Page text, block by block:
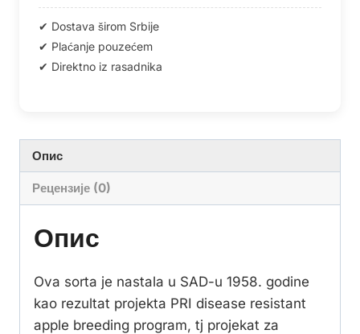
Опис
Рецензије (0)
Опис
Ova sorta je nastala u SAD-u 1958. godine
kao rezultat projekta PRI disease resistant
apple breeding program, tj projekat za